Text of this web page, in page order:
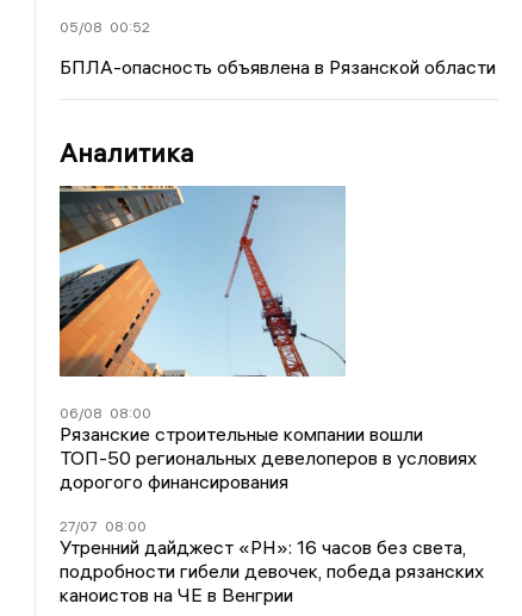
05/08 00:52
БПЛА-опасность объявлена в Рязанской области
Аналитика
06/08 08:00
Рязанские строительные компании вошли
ТОП-50 региональных девелоперов в условиях
дорогого финансирования
27/07 08:00
Утренний дайджест «РН»: 16 часов без света,
подробности гибели девочек, победа рязанских
каноистов на ЧЕ в Венгрии